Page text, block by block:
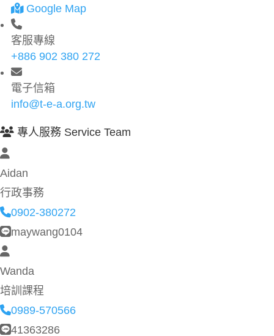
Google Map
客服專線
+886 902 380 272
電子信箱
info@t-e-a.org.tw
專人服務 Service Team
Aidan
行政事務
0902-380272
maywang0104
Wanda
培訓課程
0989-570566
41363286